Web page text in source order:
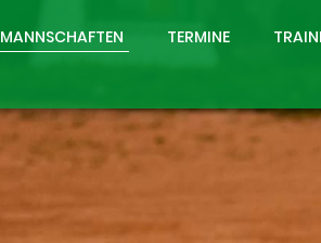
MANNSCHAFTEN TERMINE